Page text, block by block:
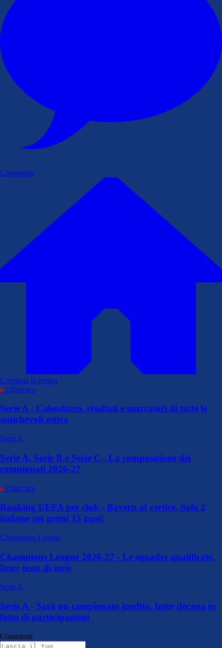
Commenta
Continua la lettura
Ultim’ora
Serie A - Calendario, risultati e marcatori di tutte le
amichevoli estive
Serie A
Serie A, Serie B e Serie C - La composizione dei
campionati 2026-27
Ultim’ora
Ranking UEFA per club - Bayern al vertice. Solo 2
italiane nei primi 15 posti
Champions League
Champions League 2026-27 - Le squadre qualificate.
Inter testa di serie
Serie A
Serie A - Sarà un campionato inedito. Inter decana in
fatto di partecipazioni
Commenti